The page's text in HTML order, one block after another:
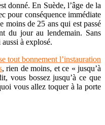
donné. En Suède, l’âge de la
pour conséquence immédiate
moins de 25 ans qui est passé
du jour au lendemain. Sans
à explosé.
tout bonnement l’instauration
, rien de moins, et ce « jusqu’à
vous bossez jusqu’à ce que
vous allez toquer à la porte